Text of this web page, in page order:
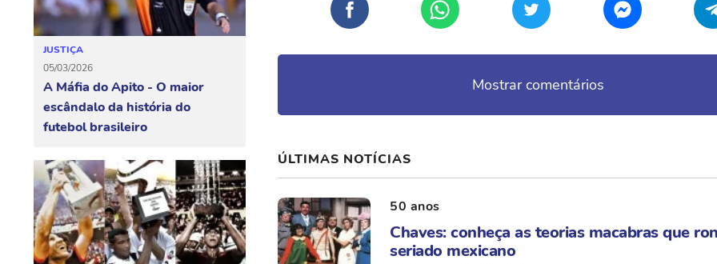
JUSTIÇA
05/03/2026
A Máfia do Apito - O maior
escândalo da história do
futebol brasileiro
Mostrar comentários
ÚLTIMAS NOTÍCIAS
50 anos
Chaves: conheça as teorias macabras que
seriado mexicano